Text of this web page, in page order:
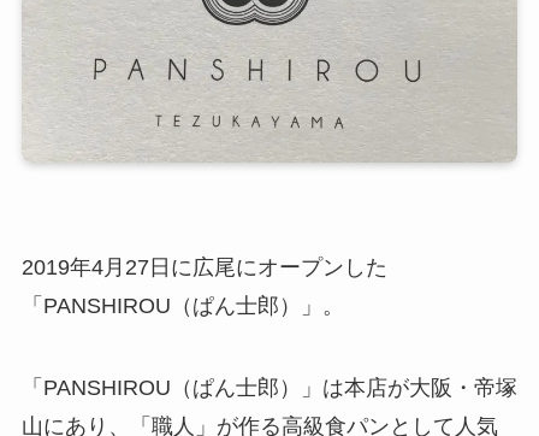
2019年4月27日に広尾にオープンした
「PANSHIROU（ぱん士郎）」。
「PANSHIROU（ぱん士郎）」は本店が大阪・帝塚
山にあり、「職人」が作る高級食パンとして人気